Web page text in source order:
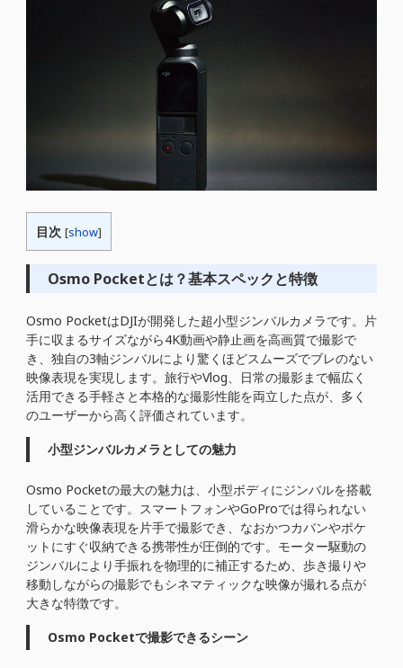
目次 [show]
Osmo Pocketとは？基本スペックと特徴
Osmo PocketはDJIが開発した超小型ジンバルカメラです。片
手に収まるサイズながら4K動画や静止画を高画質で撮影で
き、独自の3軸ジンバルにより驚くほどスムーズでブレのない
映像表現を実現します。旅行やVlog、日常の撮影まで幅広く
活用できる手軽さと本格的な撮影性能を両立した点が、多く
のユーザーから高く評価されています。
小型ジンバルカメラとしての魅力
Osmo Pocketの最大の魅力は、小型ボディにジンバルを搭載
していることです。スマートフォンやGoProでは得られない
滑らかな映像表現を片手で撮影でき、なおかつカバンやポケ
ットにすぐ収納できる携帯性が圧倒的です。モーター駆動の
ジンバルにより手振れを物理的に補正するため、歩き撮りや
移動しながらの撮影でもシネマティックな映像が撮れる点が
大きな特徴です。
Osmo Pocketで撮影できるシーン